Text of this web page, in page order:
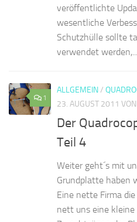
veröffentlichte
wesentliche
Schutzhülle sollte
verwendet werden,...
1
ALLGEMEIN/
23. AUGUST 2011 VON
Der
Teil 4
Weiter geht´s mit
Grundplatte haben
Eine nette Firma
nett uns eine kleine